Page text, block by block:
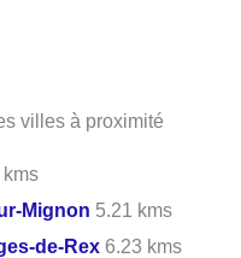
villes à proximité
Mignon 5.21 kms
de-Rex 6.23 kms